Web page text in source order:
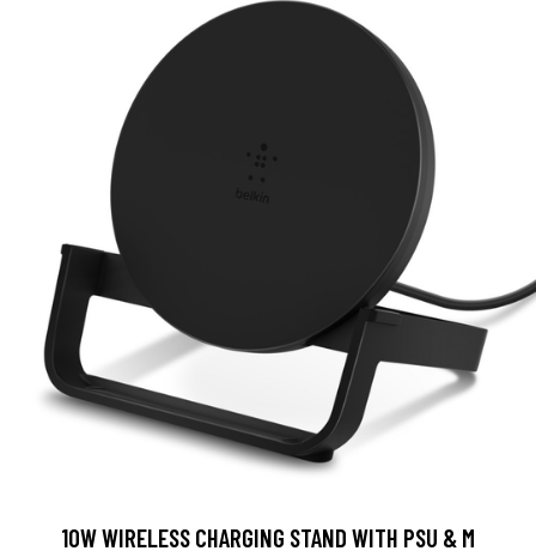
10W WIRELESS CHARGING STAND WITH PSU & M